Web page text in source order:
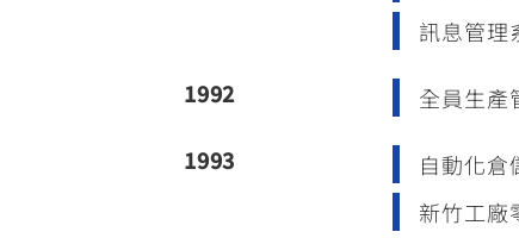
訊息管理
1992
全員生產
1993
自動化倉
新竹工廠